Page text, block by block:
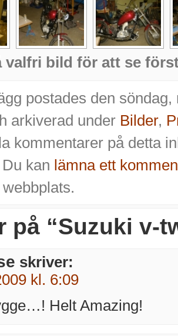
valfri bild för att se
postades den
arkiverad under Bilder,
kommentarer på detta
kan lämna ett
på “Suzuki v-
skriver:
kl. 6:09
Helt Amazing!